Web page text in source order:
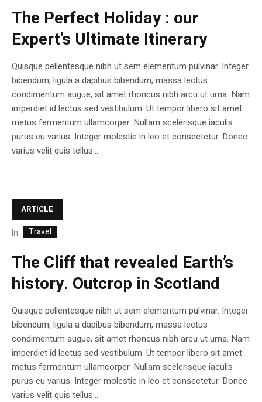
The Perfect Holiday : our
Expert’s Ultimate Itinerary
Quisque pellentesque nibh ut sem elementum pulvinar. Integer
bibendum, ligula a dapibus bibendum, massa lectus
condimentum augue, sit amet rhoncus nibh arcu ut urna. Nam
imperdiet id lectus sed vestibulum. Ut tempor libero sit amet
metus fermentum ullamcorper. Nullam scelerisque iaculis
purus eu varius. Integer molestie in leo et consectetur. Donec
varius velit quis tellus...
ARTICLE
In Travel
The Cliff that revealed Earth’s
history. Outcrop in Scotland
Quisque pellentesque nibh ut sem elementum pulvinar. Integer
bibendum, ligula a dapibus bibendum, massa lectus
condimentum augue, sit amet rhoncus nibh arcu ut urna. Nam
imperdiet id lectus sed vestibulum. Ut tempor libero sit amet
metus fermentum ullamcorper. Nullam scelerisque iaculis
purus eu varius. Integer molestie in leo et consectetur. Donec
varius velit quis tellus...